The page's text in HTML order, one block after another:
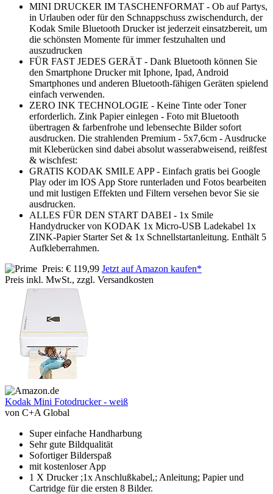
MINI DRUCKER IM TASCHENFORMAT - Ob auf Partys,
in Urlauben oder für den Schnappschuss zwischendurch, der
Kodak Smile Bluetooth Drucker ist jederzeit einsatzbereit, um
die schönsten Momente für immer festzuhalten und
auszudrucken
FÜR FAST JEDES GERÄT - Dank Bluetooth können Sie
den Smartphone Drucker mit Iphone, Ipad, Android
Smartphones und anderen Bluetooth-fähigen Geräten spielend
einfach verwenden.
ZERO INK TECHNOLOGIE - Keine Tinte oder Toner
erforderlich. Zink Papier einlegen - Foto mit Bluetooth
übertragen & farbenfrohe und lebensechte Bilder sofort
ausdrucken. Die strahlenden Premium - 5x7,6cm - Ausdrucke
mit Kleberücken sind dabei absolut wasserabweisend, reißfest
& wischfest:
GRATIS KODAK SMILE APP - Einfach gratis bei Google
Play oder im IOS App Store runterladen und Fotos bearbeiten
und mit lustigen Effekten und Filtern versehen bevor Sie sie
ausdrucken.
ALLES FÜR DEN START DABEI - 1x Smile
Handydrucker von KODAK 1x Micro-USB Ladekabel 1x
ZINK-Papier Starter Set & 1x Schnellstartanleitung. Enthält 5
Aufkleberrahmen.
Preis: € 119,99 Jetzt auf Amazon kaufen*
Preis inkl. MwSt., zzgl. Versandkosten
Kodak Mini Fotodrucker - weiß
von C+A Global
Super einfache Handharbung
Sehr gute Bildqualität
Sofortiger Bilderspaß
mit kostenloser App
1 X Drucker ;1x Anschlußkabel,; Anleitung; Papier und
Cartridge für die ersten 8 Bilder.